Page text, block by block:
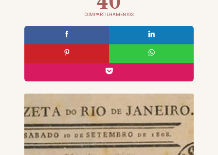
COMPARTILHAMENTOS